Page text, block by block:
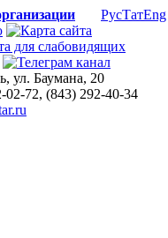
РусТатEng
ул. Баумана, 20
02-72, (843) 292-40-34